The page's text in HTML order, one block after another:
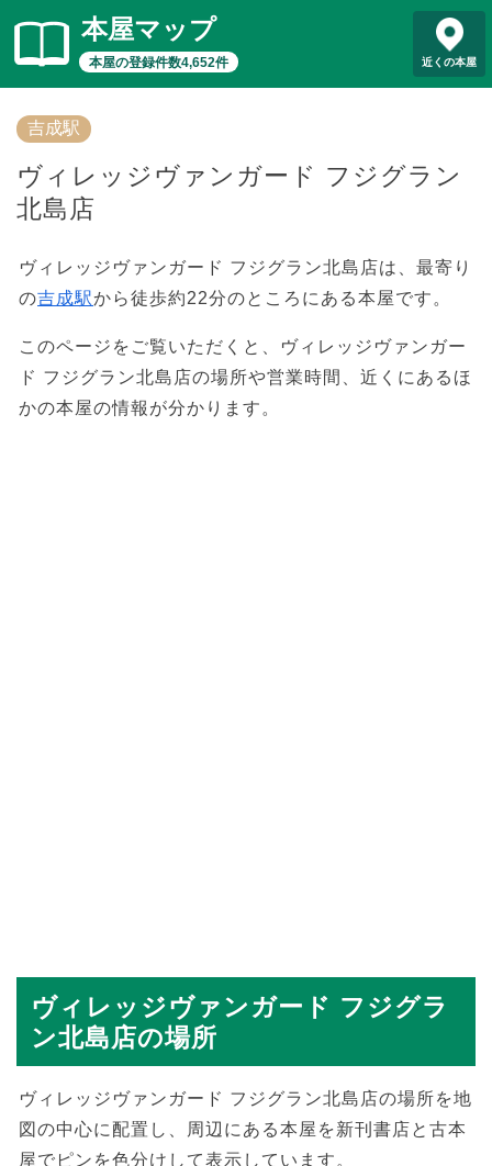
本屋マップ
本屋の登録件数4,652件 近くの本屋
吉成駅
ヴィレッジヴァンガード フジグラン
北島店
ヴィレッジヴァンガード フジグラン北島店は、最寄り
の吉成駅から徒歩約22分のところにある本屋です。
このページをご覧いただくと、ヴィレッジヴァンガー
ド フジグラン北島店の場所や営業時間、近くにあるほ
かの本屋の情報が分かります。
ヴィレッジヴァンガード フジグラ
ン北島店の場所
ヴィレッジヴァンガード フジグラン北島店の場所を地
図の中心に配置し、周辺にある本屋を新刊書店と古本
屋でピンを色分けして表示しています。